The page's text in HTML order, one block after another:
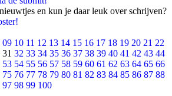
en kun je daar leuk over schrijven?
09 10 11 12 13 14 15 16 17 18 19 20 21 22
31 32 33 34 35 36 37 38 39 40 41 42 43 44
53 54 55 56 57 58 59 60 61 62 63 64 65 66
75 76 77 78 79 80 81 82 83 84 85 86 87 88
97 98 99 100